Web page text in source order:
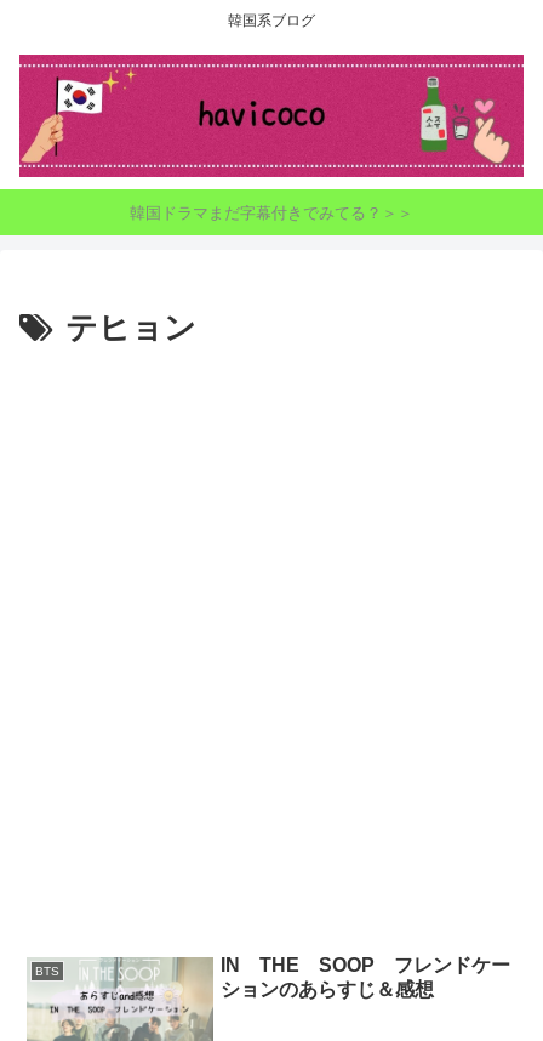
韓国系ブログ
韓国ドラマまだ字幕付きでみてる？＞＞
テヒョン
BTS
IN THE SOOP フレンドケー
ションのあらすじ＆感想